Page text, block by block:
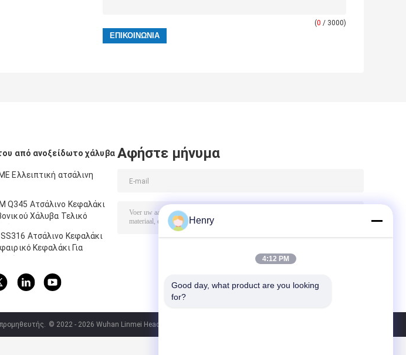
(0 / 3000)
από ανοξείδωτο χάλυβα
Ελλειπτική ατσάλινη
Q345 Ατσάλινο Κεφαλάκι
Χάλυβα Τελικό
Ατσάλινο Κεφαλάκι
Κεφαλάκι Για
Αφήστε μήνυμα
© 2022 - 2026 Wuhan Linmei Head Plate Co., Ltd.. All Rights Reserved.
Henry
4:12 PM
Good day, what product are you looking
for?